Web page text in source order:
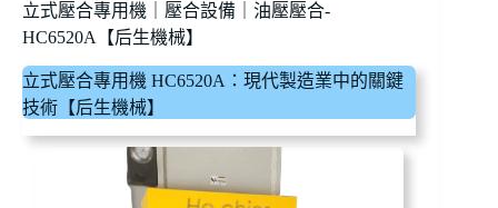
立式壓合專用機｜壓合設備｜油壓壓合-
HC6520A【后生機械】
立式壓合專用機 HC6520A：現代製造業中的關鍵
技術【后生機械】